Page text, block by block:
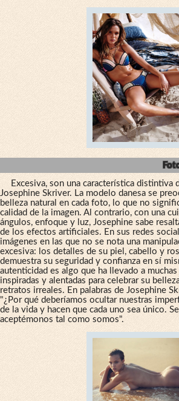
Excesiva, son una característica distintiva
Josephine Skriver. La modelo danesa se
belleza natural en cada foto, lo que no
calidad de la imagen. Al contrario, con una
ángulos, enfoque y luz, Josephine sabe
de los efectos artificiales. En sus redes
imágenes en las que no se nota una
excesiva: los detalles de su piel, cabello y
demuestra su seguridad y confianza en sí
autenticidad es algo que ha llevado a
inspiradas y alentadas para celebrar su
retratos irreales. En palabras de Josephine
"¿Por qué deberíamos ocultar nuestras
de la vida y hacen que cada uno sea único.
aceptémonos tal como somos".